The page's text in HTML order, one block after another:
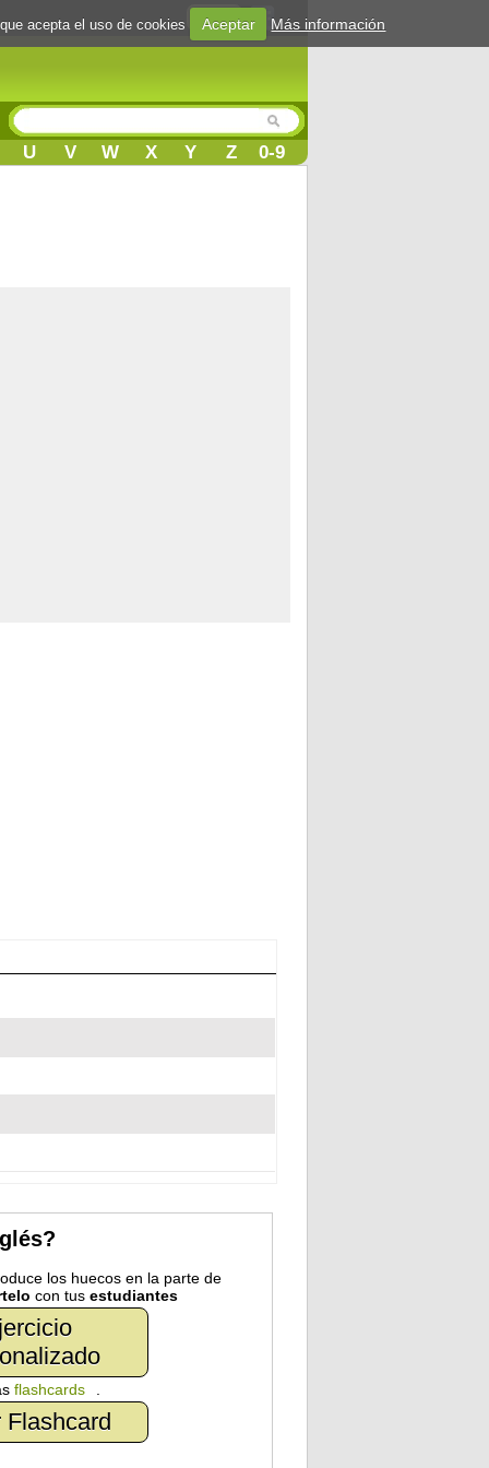
Login
U V W X Y Z 0-9
los huecos en la parte de
con tus estudiantes
flashcards
Flashcard
acepta el uso de cookies Aceptar Más información